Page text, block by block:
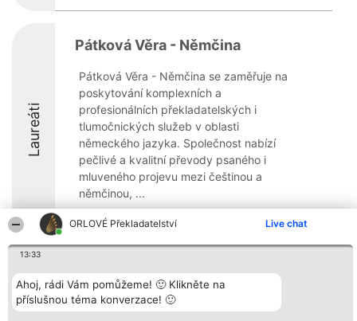
ORLOVÉ Překladatelství Live chat
13:33
Ahoj, rádi Vám pomůžeme! 🙂 Klikněte na
příslušnou téma konverzace! 🙂
Laureáti
Pátková Věra - Němčina
Pátková Věra - Němčina se zaměřuje na
poskytování komplexních a
profesionálních překladatelských i
tlumočnických služeb v oblasti
německého jazyka. Společnost nabízí
pečlivé a kvalitní převody psaného i
mluveného projevu mezi češtinou a
němčinou, ...
8.7
Organizátor hlasování
Bright Side Solutions sp. z o.
o. sp. k.
ul. Ruska 22
Plebiscyt
Vítězové
Seznam všech
laureátů